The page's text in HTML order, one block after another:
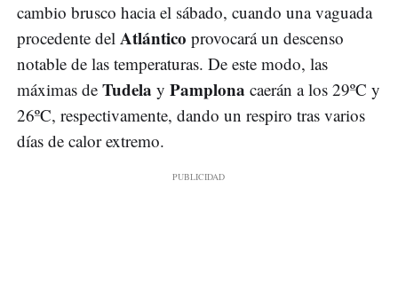
cambio brusco hacia el sábado, cuando una vaguada
procedente del Atlántico provocará un descenso
notable de las temperaturas. De este modo, las
máximas de Tudela y Pamplona caerán a los 29ºC y
26ºC, respectivamente, dando un respiro tras varios
días de calor extremo.